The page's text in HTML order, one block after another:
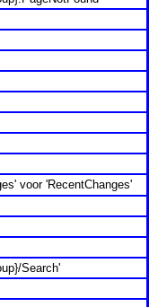
voor 'RecentChanges'
Search'